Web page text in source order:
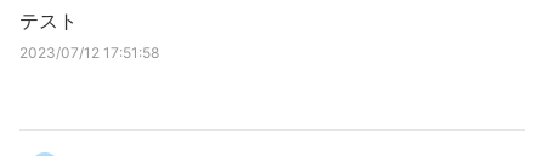
テスト
2023/07/12 17:51:58